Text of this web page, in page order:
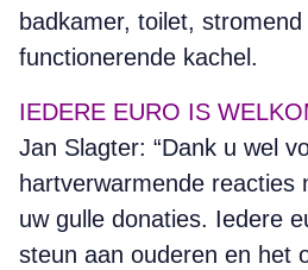
badkamer, toilet,
functionerende kachel.
IEDERE EURO IS
Jan Slagter: “Dank u wel
hartverwarmende reacties
uw gulle donaties. Iedere
steun aan ouderen en het